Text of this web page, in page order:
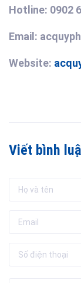
Hotline: 0902
Email:
Website:
Viết bình